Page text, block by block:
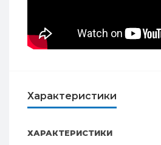
Характеристики
ХАРАКТЕРИСТИКИ